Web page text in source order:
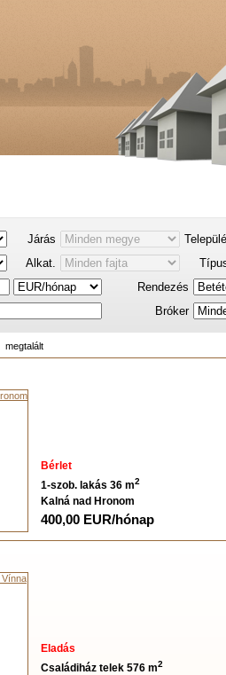
Járás
Alkat.
Rendezés
Bróker
megtalált
Bérlet
1-szob. lakás 36 m2
Kalná nad Hronom
400,00 EUR/hónap
Eladás
Családiház telek 576 m2